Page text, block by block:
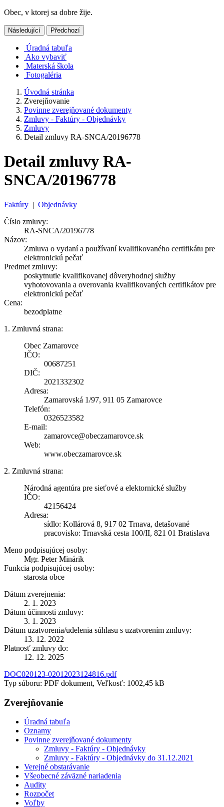
Obec, v ktorej sa dobre žije.
Následující Předchozí
Úradná tabuľa
Ako vybaviť
Materská škola
Fotogaléria
Úvodná stránka
Zverejňovanie
Povinne zverejňované dokumenty
Zmluvy - Faktúry - Objednávky
Zmluvy
Detail zmluvy RA-SNCA/20196778
Detail zmluvy RA-
SNCA/20196778
Faktúry | Objednávky
Číslo zmluvy:
RA-SNCA/20196778
Názov:
Zmluva o vydaní a používaní kvalifikovaného certifikátu pre
elektronickú pečať
Predmet zmluvy:
poskytnutie kvalifikovanej dôveryhodnej služby
vyhotovovania a overovania kvalifikovaných certifikátov pre
elektronickú pečať
Cena:
bezodplatne
1. Zmluvná strana:
Obec Zamarovce
IČO:
00687251
DIČ:
2021332302
Adresa:
Zamarovská 1/97, 911 05 Zamarovce
Telefón:
0326523582
E-mail:
zamarovce@obeczamarovce.sk
Web:
www.obeczamarovce.sk
2. Zmluvná strana:
Národná agentúra pre sieťové a elektornické služby
IČO:
42156424
Adresa:
sídlo: Kollárová 8, 917 02 Trnava, detašované
pracovisko: Trnavská cesta 100/II, 821 01 Bratislava
Meno podpisujúcej osoby:
Mgr. Peter Minárik
Funkcia podpisujúcej osoby:
starosta obce
Dátum zverejnenia:
2. 1. 2023
Dátum účinnosti zmluvy:
3. 1. 2023
Dátum uzatvorenia/udelenia súhlasu s uzatvorením zmluvy:
13. 12. 2022
Platnosť zmluvy do:
12. 12. 2025
DOC020123-02012023124816.pdf
Typ súboru: PDF dokument, Veľkosť: 1002,45 kB
Zverejňovanie
Úradná tabuľa
Oznamy
Povinne zverejňované dokumenty
Zmluvy - Faktúry - Objednávky
Zmluvy - Faktúry - Objednávky do 31.12.2021
Verejné obstarávanie
Všeobecné záväzné nariadenia
Audity
Rozpočet
Voľby